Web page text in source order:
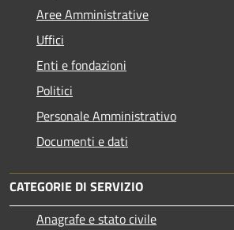
Aree Amministrative
Uffici
Enti e fondazioni
Politici
Personale Amministrativo
Documenti e dati
CATEGORIE DI SERVIZIO
Anagrafe e stato civile